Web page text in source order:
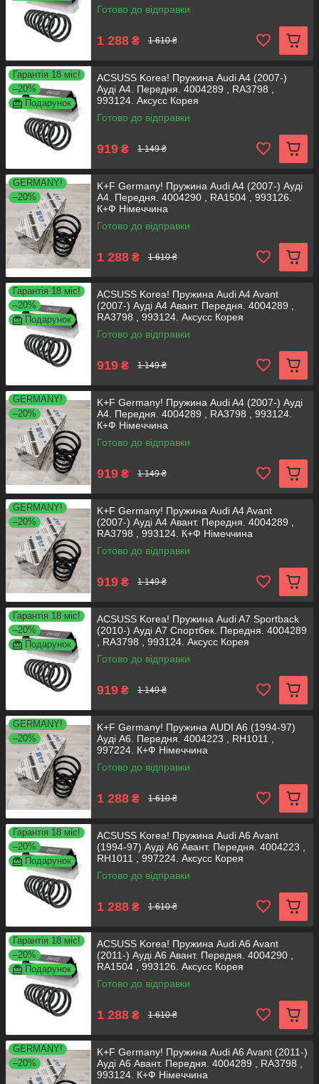
Готово до відправки
1 288 ₴ 1 610 ₴
Гарантія 18 міс!
–20%
Подарунок
ACSUSS Korea! Пружина Audi A4 (2007-)
Ауді А4. Передня. 4004289 , RA3798 ,
993124. Аксусс Корея
Готово до відправки
919 ₴ 1 149 ₴
GERMANY!
–20%
K+F Germany! Пружина Audi A4 (2007-) Ауді
А4. Передня. 4004290 , RA1504 , 993126.
К+Ф Німеччина
Готово до відправки
1 288 ₴ 1 610 ₴
Гарантія 18 міс!
–20%
Подарунок
ACSUSS Korea! Пружина Audi A4 Avant
(2007-) Ауді А4 Авант. Передня. 4004289 ,
RA3798 , 993124. Аксусс Корея
Готово до відправки
919 ₴ 1 149 ₴
GERMANY!
–20%
K+F Germany! Пружина Audi A4 (2007-) Ауді
А4. Передня. 4004289 , RA3798 , 993124.
К+Ф Німеччина
Готово до відправки
919 ₴ 1 149 ₴
GERMANY!
–20%
K+F Germany! Пружина Audi A4 Avant
(2007-) Ауді А4 Авант. Передня. 4004289 ,
RA3798 , 993124. К+Ф Німеччина
Готово до відправки
919 ₴ 1 149 ₴
Гарантія 18 міс!
–20%
Подарунок
ACSUSS Korea! Пружина Audi A7 Sportback
(2010-) Ауді А7 Спортбек. Передня. 4004289
, RA3798 , 993124. Аксусс Корея
Готово до відправки
919 ₴ 1 149 ₴
GERMANY!
–20%
K+F Germany! Пружина AUDI A6 (1994-97)
Ауді А6. Передня. 4004223 , RH1011 ,
997224. К+Ф Німеччина
Готово до відправки
1 288 ₴ 1 610 ₴
Гарантія 18 міс!
–20%
Подарунок
ACSUSS Korea! Пружина Audi A6 Avant
(1994-97) Ауді А6 Авант. Передня. 4004223 ,
RH1011 , 997224. Аксусс Корея
Готово до відправки
1 288 ₴ 1 610 ₴
Гарантія 18 міс!
–20%
Подарунок
ACSUSS Korea! Пружина Audi A6 Avant
(2011-) Ауді А6 Авант. Передня. 4004290 ,
RA1504 , 993126. Аксусс Корея
Готово до відправки
1 288 ₴ 1 610 ₴
GERMANY!
–20%
K+F Germany! Пружина Audi A6 Avant (2011-)
Ауді А6 Авант. Передня. 4004289 , RA3798 ,
993124. К+Ф Німеччина